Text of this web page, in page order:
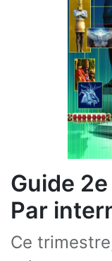
Guide
Par
Ce